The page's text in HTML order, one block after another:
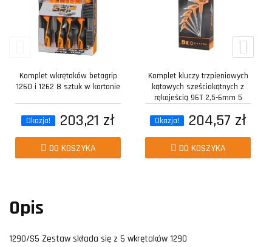
Komplet wkrętaków betagrip
1260 i 1262 8 sztuk w kartonie
Okazja! 203,21 zł
DO KOSZYKA
Komplet kluczy trzpieniowych
kątowych sześciokątnych z
rękojeścią 96T 2,5-6mm 5
Okazja!
204,57 zł
DO KOSZYKA
Opis
1290/S5 Zestaw składa się z 5 wkrętaków 1290